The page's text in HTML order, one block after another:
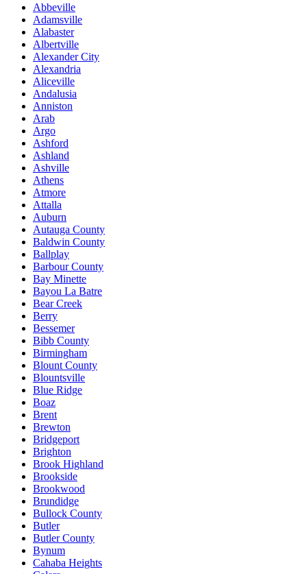
Abbeville
Adamsville
Alabaster
Albertville
Alexander City
Alexandria
Aliceville
Andalusia
Anniston
Arab
Argo
Ashford
Ashland
Ashville
Athens
Atmore
Attalla
Auburn
Autauga County
Baldwin County
Ballplay
Barbour County
Bay Minette
Bayou La Batre
Bear Creek
Berry
Bessemer
Bibb County
Birmingham
Blount County
Blountsville
Blue Ridge
Boaz
Brent
Brewton
Bridgeport
Brighton
Brook Highland
Brookside
Brookwood
Brundidge
Bullock County
Butler
Butler County
Bynum
Cahaba Heights